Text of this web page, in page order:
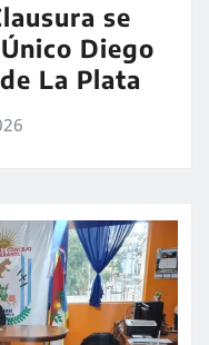
se
Diego
La Plata